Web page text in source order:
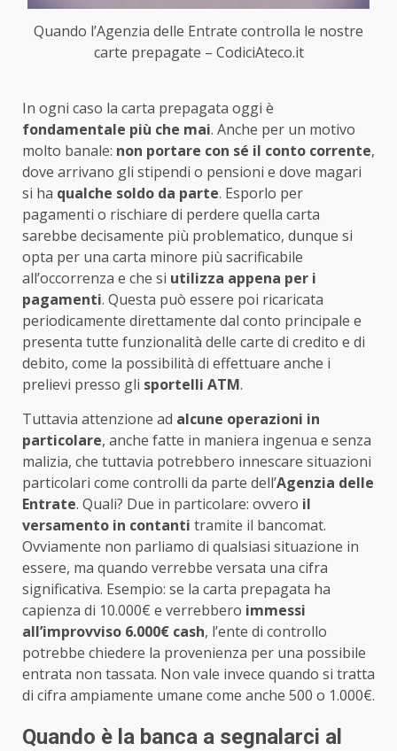
Quando l’Agenzia delle Entrate controlla le nostre
carte prepagate – CodiciAteco.it
In ogni caso la carta prepagata oggi è
fondamentale più che mai. Anche per un motivo
molto banale: non portare con sé il conto corrente,
dove arrivano gli stipendi o pensioni e dove magari
si ha qualche soldo da parte. Esporlo per
pagamenti o rischiare di perdere quella carta
sarebbe decisamente più problematico, dunque si
opta per una carta minore più sacrificabile
all’occorrenza e che si utilizza appena per i
pagamenti. Questa può essere poi ricaricata
periodicamente direttamente dal conto principale e
presenta tutte funzionalità delle carte di credito e di
debito, come la possibilità di effettuare anche i
prelievi presso gli sportelli ATM.
Tuttavia attenzione ad alcune operazioni in
particolare, anche fatte in maniera ingenua e senza
malizia, che tuttavia potrebbero innescare situazioni
particolari come controlli da parte dell’Agenzia delle
Entrate. Quali? Due in particolare: ovvero il
versamento in contanti tramite il bancomat.
Ovviamente non parliamo di qualsiasi situazione in
essere, ma quando verrebbe versata una cifra
significativa. Esempio: se la carta prepagata ha
capienza di 10.000€ e verrebbero immessi
all’improvviso 6.000€ cash, l’ente di controllo
potrebbe chiedere la provenienza per una possibile
entrata non tassata. Non vale invece quando si tratta
di cifra ampiamente umane come anche 500 o 1.000€.
Quando è la banca a segnalarci al